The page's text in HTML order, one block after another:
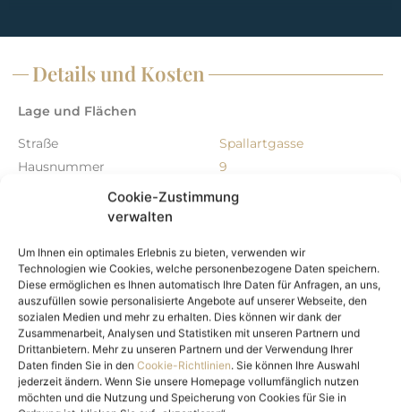
Cookie-Zustimmung
verwalten
Um Ihnen ein optimales Erlebnis zu bieten, verwenden wir
Technologien wie Cookies, welche personenbezogene Daten speichern.
Diese ermöglichen es Ihnen automatisch Ihre Daten für Anfragen, an uns,
auszufüllen sowie personalisierte Angebote auf unserer Webseite, den
sozialen Medien und mehr zu erhalten. Dies können wir dank der
Zusammenarbeit, Analysen und Statistiken mit unseren Partnern und
Drittanbietern. Mehr zu unseren Partnern und der Verwendung Ihrer
Daten finden Sie in den Cookie-Richtlinien. Sie können Ihre Auswahl
jederzeit ändern. Wenn Sie unsere Homepage vollumfänglich nutzen
möchten und die Nutzung und Speicherung von Cookies für Sie in
Details und Kosten
Lage und Flächen
Straße
Spallartgasse
Hausnummer
9
1140
Objekttyp
Doppelgarage
Nutzungsart
Wohnen
Vermarktungsart
Mieten
Objekt Details
ImmoNr.
5839_Stapelparker_AP
Immobilie ist verfügbar ab
sofort